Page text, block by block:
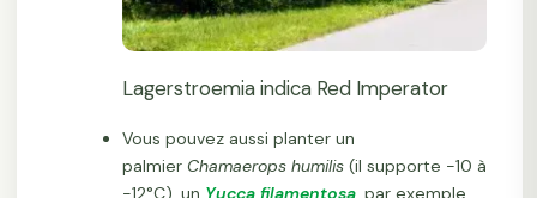
Lagerstroemia indica Red Imperator
Vous pouvez aussi planter un
palmier Chamaerops humilis(il supporte -10 à
-12°C), un Yucca filamentosa, par exemple